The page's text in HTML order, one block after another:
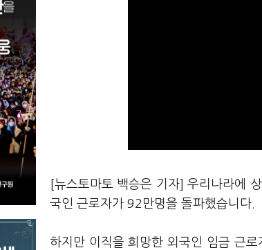
[뉴스토마토 백승은 기자] 우리나라에
국인 근로자가 92만명을 돌파했습니다.
하지만 이직을 희망한 외국인 임금 근